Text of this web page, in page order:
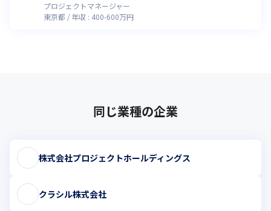
プロジェクトマネージャー
東京都
年収 : 400-600万円
同じ業種の企業
株式会社プロジェクトホールディングス
クラシル株式会社